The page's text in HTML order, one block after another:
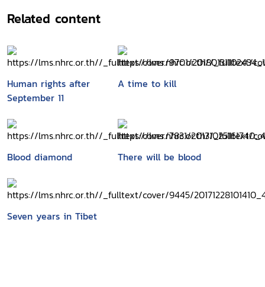
Related content
Human rights after
September 11
A time to kill
Blood diamond There will be blood
Seven years in Tibet